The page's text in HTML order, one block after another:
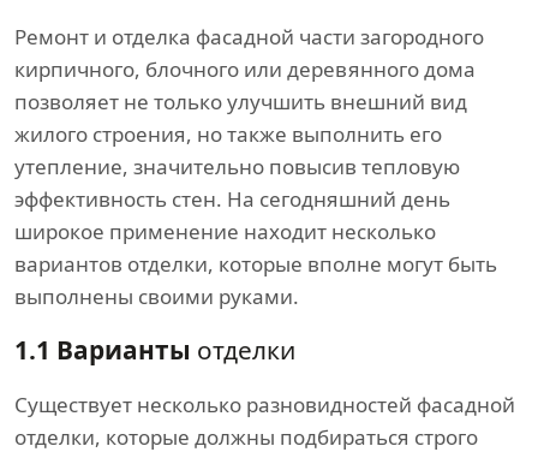
Ремонт и отделка фасадной части загородного
кирпичного, блочного или деревянного дома
позволяет не только улучшить внешний вид
жилого строения, но также выполнить его
утепление, значительно повысив тепловую
эффективность стен. На сегодняшний день
широкое применение находит несколько
вариантов отделки, которые вполне могут быть
выполнены своими руками.
1.1 Варианты отделки
Существует несколько разновидностей фасадной
отделки, которые должны подбираться строго